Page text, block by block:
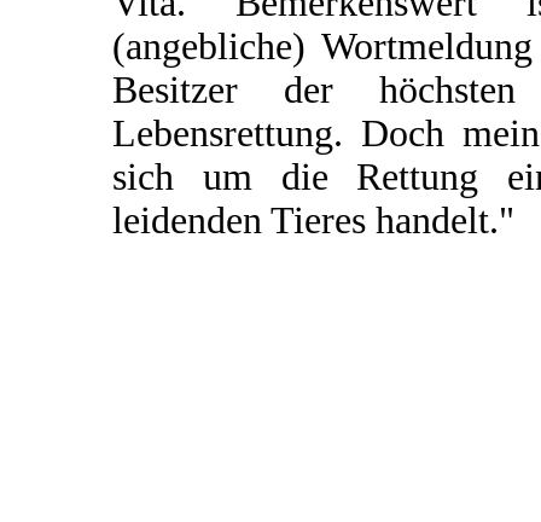
(angebliche)
Besitzer der
Lebensrettung. Doch
sich um die Rettung
leidenden Tieres handelt."